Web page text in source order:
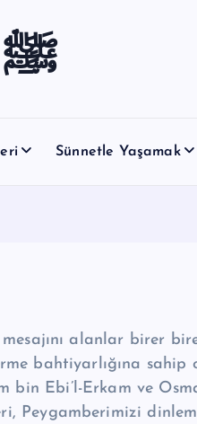
Resulullah ﷺ
Sünnetle Yaşamak
alanlar birer
bahtiyar­lığına sahip
bin Ebi’l-Erkam ve
Peygamberimizi